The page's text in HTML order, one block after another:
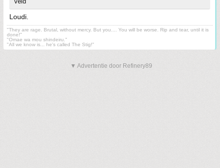
Loudi.
"They are rage. Brutal, without mercy. But you.... You will be worse. Rip and tear, until it is
done!"
"Omae wa mou shindeiru."
"All we know is... he's called The Stig!"
▼ Advertentie door Refinery89